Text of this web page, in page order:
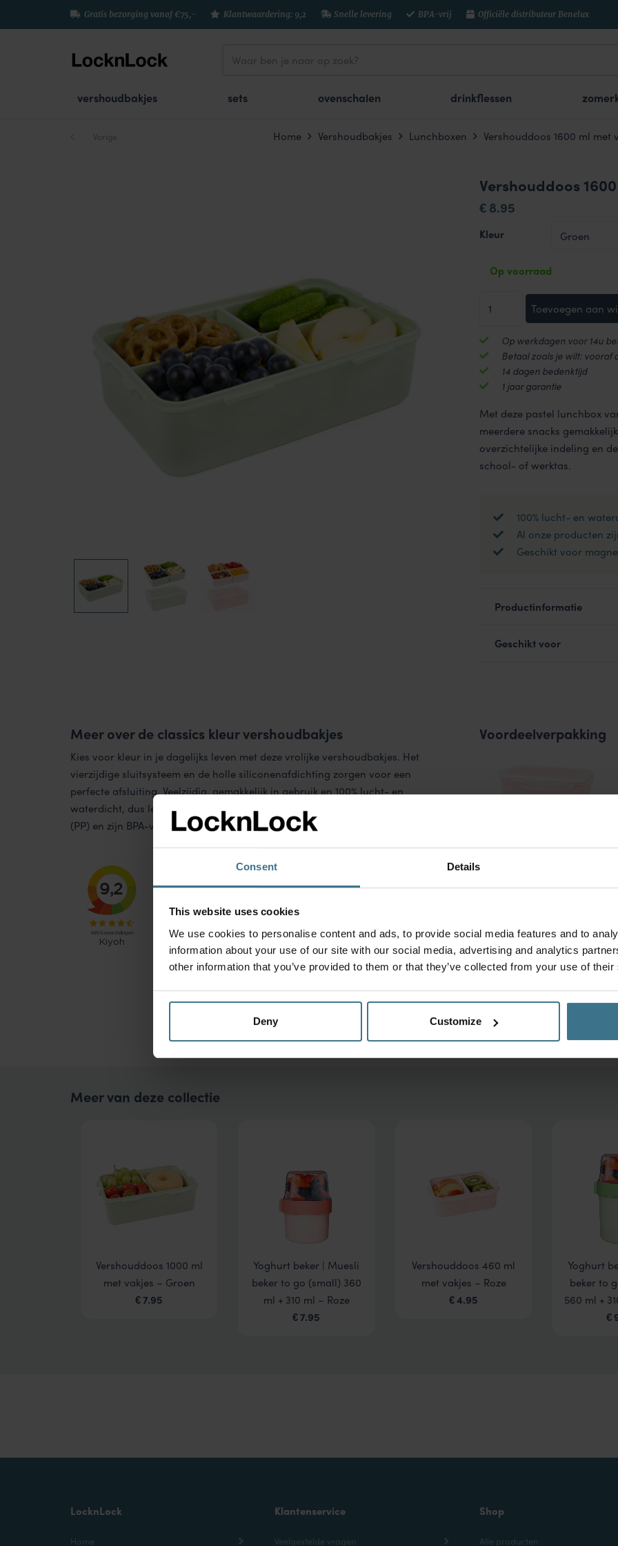
Consent Details
This website uses cookies
We use cookies to personalise content and ads, to provide social media features and to
information about your use of our site with our social media, advertising and analytics
other information that you’ve provided to them or that they’ve collected from your use of
Deny Customize
Gratis bezorging vanaf €75,- Klantwaardering: 9,2 Snelle levering BPA-vrij Officiële distributeur Benelux
vershoudbakjes sets ovenschalen drinkflessen
Vorige Home Vershoudbakjes Lunchboxen Vershouddoos 1600 ml met
Vershouddoos
€ 8.95
Kleur
Op voorraad
Vershouddoos
1600
ml
met
vakjes
aantal
Toevoegen aan
Op werkdagen voor 14u
Betaal zoals je wilt: vooraf
14 dagen bedenktijd
1 jaar garantie
Met deze pastel lunchbox
meerdere snacks
overzichtelijke indeling en
school- of werktas.
100% lucht- en
Al onze producten
Geschikt voor
Productinformatie
Geschikt voor
Meer over de classics kleur vershoudbakjes
Kies voor kleur in je dagelijks leven met deze vrolijke vershoudbakjes. Het
vierzijdige sluitsysteem en de holle siliconenafdichting zorgen voor een
perfecte afsluiting. Veelzijdig, gemakkelijk in gebruik en 100% lucht- en
waterdicht, dus lekvrij! De vershoudbakjes zijn gemaakt van Polypropyleen
(PP) en zijn BPA-vrij. Geschikt voor magnetron, diepvries en vaatwasser.
Voordeelverpakking
Voordeelverpakking
vershoudbakjes 1600 ml
vakjes | 4 stuks – Roze
Meer van deze collectie
Vershouddoos 1000 ml
met vakjes – Groen
€ 7.95
Yoghurt beker | Muesli
beker to go (small) 360
ml + 310 ml – Roze
€ 7.95
Vershouddoos 460 ml
met vakjes – Roze
€4.95
Yoghurt
beker to
560 ml +
€
LocknLock
Home
Klantenservice
Veelgestelde vragen
Shop
Alle producten